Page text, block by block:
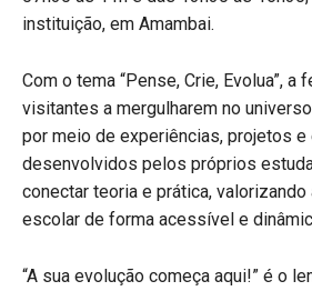
instituição, em Amambai.
Com o tema “Pense, Crie, Evolua”, a
visitantes a mergulharem no
por meio de experiências, projetos
desenvolvidos pelos próprios
conectar teoria e prática,
escolar de forma acessível e
“A sua evolução começa aqui!” é o